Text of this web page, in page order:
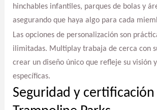
hinchables infantiles, parques de bolas y
asegurando que haya algo para cada
Las opciones de personalización son
ilimitadas. Multiplay trabaja de cerca con
crear un diseño único que refleje su visión
específicas.
Seguridad y certificación